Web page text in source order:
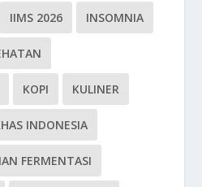
IIMS 2026 INSOMNIA
KOPI KULINER
INDONESIA
FERMENTASI